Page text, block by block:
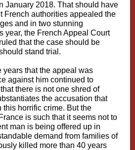
January 2018. That should have
French authorities appealed the
and in two stunning
year, the French Appeal Court
that the case should be
stand trial.
years that the appeal was
against him continued to
there is not one shred of
the accusation that
horrific crime. But the
is such that it seems not to
man is being offered up in
demand from families of
killed more than 40 years